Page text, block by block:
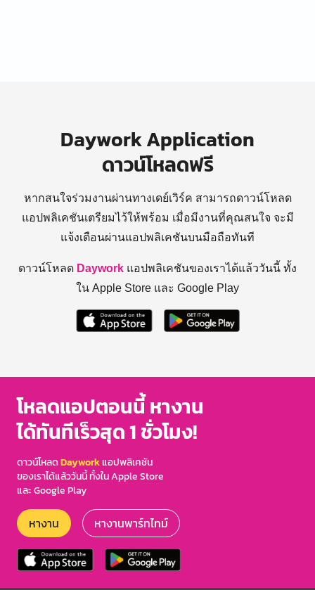
Daywork Application
ดาวน์โหลดฟรี
หากสนใจร่วมงานผ่านทางเดย์เวิร์ค สามารถดาวน์โหลด
แอปพลิเคชันเตรียมไว้ให้พร้อม เมื่อมีงานที่คุณสนใจ จะมี
แจ้งเตือนผ่านแอปพลิเคชันบนมือถือทันที
ดาวน์โหลด Daywork แอปพลิเคชันของเราได้แล้ววันนี้ ทั้ง
ใน Apple Store และ Google Play
โหลดแอปตอนนี้ หางาน
ได้ทันทีเร็วสุด 1 ชั่วโมง!
ดาวน์โหลดDayworkแอปพลิเคชัน
ของเราได้แล้ววันนี้ ทั้งใน Apple Store
และ Google Play
หางาน หางานพาร์ทไทม์